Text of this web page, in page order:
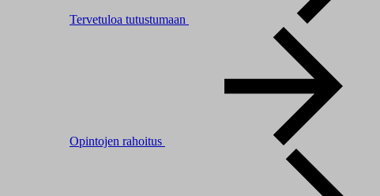
Tervetuloa tutustumaan
Opintojen rahoitus